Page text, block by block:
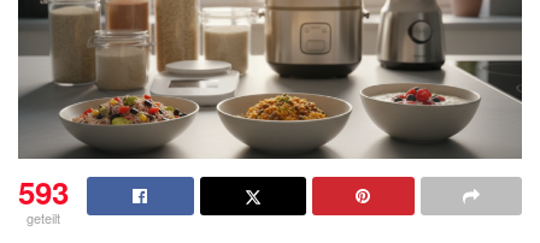
593
geteilt